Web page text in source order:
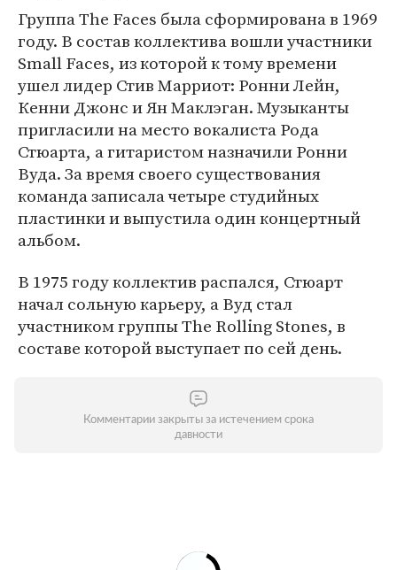
Группа The Faces была сформирована в 1969
году. В состав коллектива вошли участники
Small Faces, из которой к тому времени
ушел лидер Стив Марриот: Ронни Лейн,
Кенни Джонс и Ян Маклэган. Музыканты
пригласили на место вокалиста Рода
Стюарта, а гитаристом назначили Ронни
Вуда. За время своего существования
команда записала четыре студийных
пластинки и выпустила один концертный
альбом.
В 1975 году коллектив распался, Стюарт
начал сольную карьеру, а Вуд стал
участником группы The Rolling Stones, в
составе которой выступает по сей день.
Комментарии закрыты за истечением срока
давности